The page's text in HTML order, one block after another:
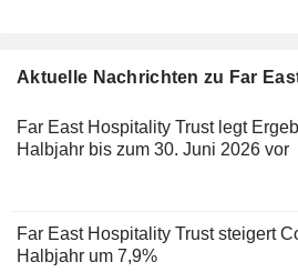
Aktuelle Nachrichten zu Far
Far East Hospitality Trust legt
Halbjahr bis zum 30. Juni 2026 vor
Far East Hospitality Trust steigert
Halbjahr um 7,9%